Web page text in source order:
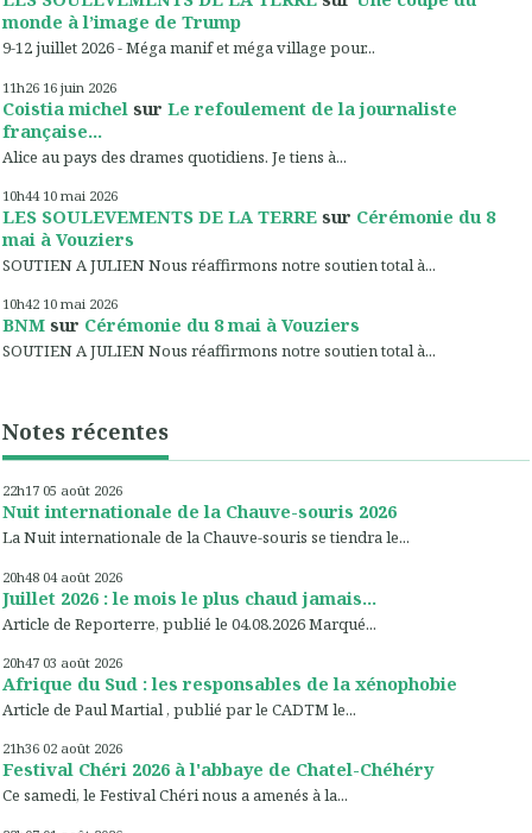
monde à l’image de Trump
9-12 juillet 2026 - Méga manif et méga village pour...
11h26 16 juin 2026
Coistia michel sur Le refoulement de la journaliste
française...
Alice au pays des drames quotidiens. Je tiens à...
10h44 10 mai 2026
LES SOULEVEMENTS DE LA TERRE sur Cérémonie du 8
mai à Vouziers
SOUTIEN A JULIEN Nous réaffirmons notre soutien total à...
10h42 10 mai 2026
BNM sur Cérémonie du 8 mai à Vouziers
SOUTIEN A JULIEN Nous réaffirmons notre soutien total à...
Notes récentes
22h17 05 août 2026
Nuit internationale de la Chauve-souris 2026
La Nuit internationale de la Chauve-souris se tiendra le...
20h48 04 août 2026
Juillet 2026 : le mois le plus chaud jamais...
Article de Reporterre, publié le 04.08.2026 Marqué...
20h47 03 août 2026
Afrique du Sud : les responsables de la xénophobie
Article de Paul Martial , publié par le CADTM le...
21h36 02 août 2026
Festival Chéri 2026 à l'abbaye de Chatel-Chéhéry
Ce samedi, le Festival Chéri nous a amenés à la...